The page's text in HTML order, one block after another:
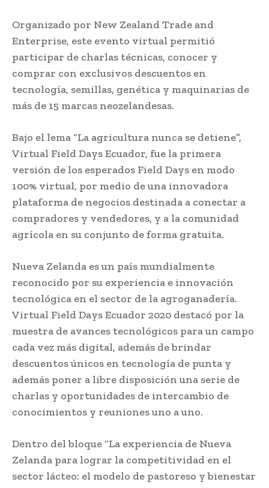
Organizado por New Zealand Trade and
Enterprise, este evento virtual permitió
participar de charlas técnicas, conocer y
comprar con exclusivos descuentos en
tecnología, semillas, genética y maquinarias de
más de 15 marcas neozelandesas.
Bajo el lema “La agricultura nunca se detiene”,
Virtual Field Days Ecuador, fue la primera
versión de los esperados Field Days en modo
100% virtual, por medio de una innovadora
plataforma de negocios destinada a conectar a
compradores y vendedores, y a la comunidad
agrícola en su conjunto de forma gratuita.
Nueva Zelanda es un país mundialmente
reconocido por su experiencia e innovación
tecnológica en el sector de la agroganadería.
Virtual Field Days Ecuador 2020 destacó por la
muestra de avances tecnológicos para un campo
cada vez más digital, además de brindar
descuentos únicos en tecnología de punta y
además poner a libre disposición una serie de
charlas y oportunidades de intercambio de
conocimientos y reuniones uno a uno.
Dentro del bloque “La experiencia de Nueva
Zelanda para lograr la competitividad en el
sector lácteo: el modelo de pastoreso y bienestar